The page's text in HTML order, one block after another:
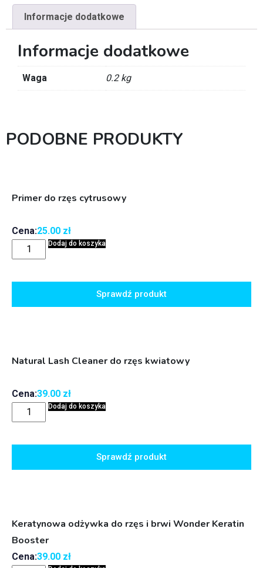
Informacje dodatkowe
Informacje dodatkowe
Waga 0.2 kg
PODOBNE PRODUKTY
Primer do rzęs cytrusowy
Cena:25.00 zł
Dodaj do koszyka
Sprawdź produkt
Natural Lash Cleaner do rzęs kwiatowy
Cena:39.00 zł
Dodaj do koszyka
Sprawdź produkt
Keratynowa odżywka do rzęs i brwi Wonder Keratin
Booster
Cena:39.00 zł